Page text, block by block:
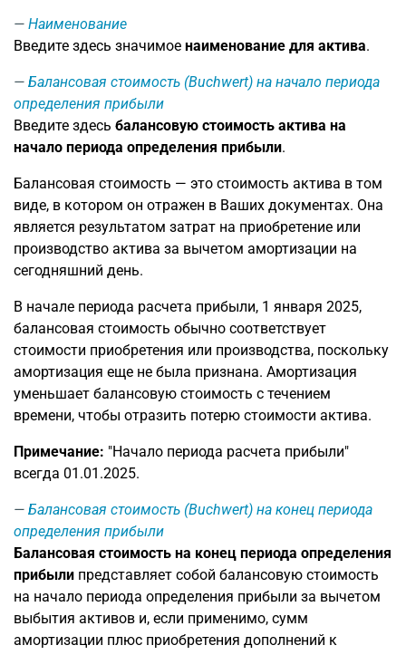
Наименование
Введите здесь значимое наименование для актива.
Балансовая стоимость (Buchwert) на начало периода
определения прибыли
Введите здесь балансовую стоимость актива на
начало периода определения прибыли.
Балансовая стоимость — это стоимость актива в том
виде, в котором он отражен в Ваших документах. Она
является результатом затрат на приобретение или
производство актива за вычетом амортизации на
сегодняшний день.
В начале периода расчета прибыли, 1 января 2025,
балансовая стоимость обычно соответствует
стоимости приобретения или производства, поскольку
амортизация еще не была признана. Амортизация
уменьшает балансовую стоимость с течением
времени, чтобы отразить потерю стоимости актива.
Примечание: "Начало периода расчета прибыли"
всегда 01.01.2025.
Балансовая стоимость (Buchwert) на конец периода
определения прибыли
Балансовая стоимость на конец периода определения
прибыли представляет собой балансовую стоимость
на начало периода определения прибыли за вычетом
выбытия активов и, если применимо, сумм
амортизации плюс приобретения дополнений к